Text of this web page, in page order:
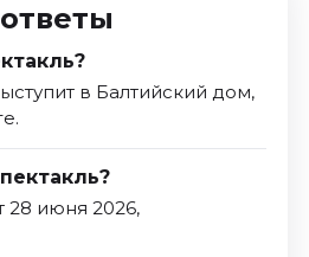
в Балтийский дом,
28 июня 2026,